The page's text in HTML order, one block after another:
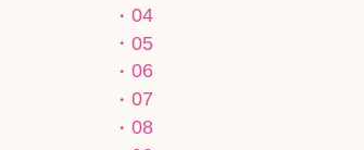
04
05
06
07
08